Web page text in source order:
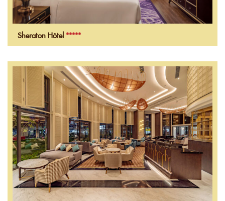
Sheraton Hôtel *****